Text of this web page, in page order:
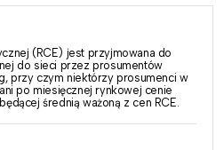
(RCE) jest przyjmowana do
do sieci przez prosumentów
przy czym niektórzy prosumenci w
po miesięcznej rynkowej cenie
średnią ważoną z cen RCE.